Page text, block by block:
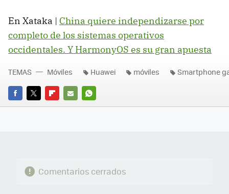
En Xataka | China quiere independizarse por
completo de los sistemas operativos
occidentales. Y HarmonyOS es su gran apuesta
FACEBOOK
TWITTERFLIPBOARD
E-
WHATSAPP
TEMAS Móviles Huawei móviles Smartphone
Comentarios cerrados